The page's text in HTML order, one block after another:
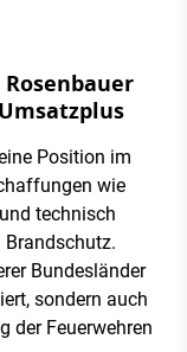
Position im
wie
technisch
Bundesländer
sondern auch
der Feuerwehren